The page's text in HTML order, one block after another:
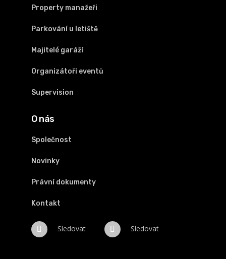
Property manažeři
Parkování u letiště
Majitelé garáží
Organizátoři eventů
Supervision
O nás
Společnost
Novinky
Právní dokumenty
Kontakt
Sledovat Sledovat